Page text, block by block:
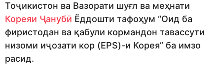
Тоҷикистон ва Вазорати шуғл ва меҳнати
Кореяи Ҷанубӣ Ёддошти тафоҳум “Оид ба
фиристодан ва қабули кормандон тавассути
низоми иҷозати кор (EPS)-и Корея” ба имзо
расид.